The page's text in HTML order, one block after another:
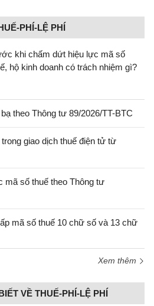
PHÍ-LỆ PHÍ
khi chấm dứt hiệu lực mã số
hộ kinh doanh có trách nhiệm gì?
theo Thông tư 89/2026/TT-BTC
giao dịch thuế điện tử từ
mã số thuế theo Thông tư
mã số thuế 10 chữ số và 13 chữ
Xem thêm
VỀ THUẾ-PHÍ-LỆ PHÍ